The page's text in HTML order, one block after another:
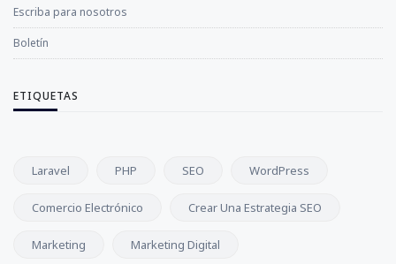
Escriba para nosotros
Boletín
ETIQUETAS
Laravel PHP SEO WordPress
Comercio Electrónico Crear Una Estrategia SEO
Marketing Marketing Digital